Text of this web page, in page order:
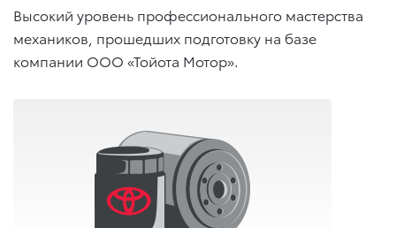
Высокий уровень профессионального мастерства
механиков, прошедших подготовку на базе
компании ООО «Тойота Мотор».